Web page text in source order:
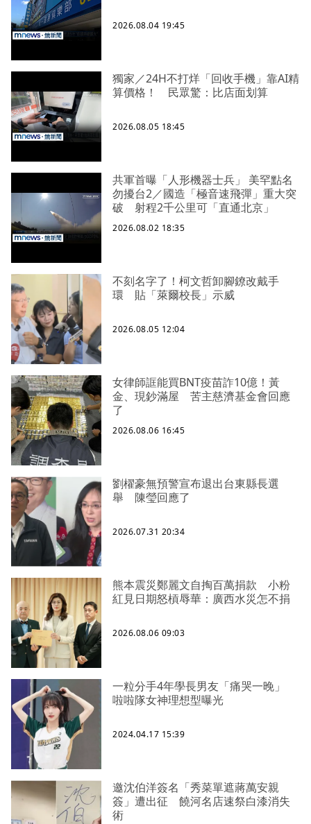
2026.08.04 19:45
獨家／24H不打烊「回收手機」靠AI精
算價格！ 民眾驚：比店面划算
2026.08.05 18:45
共軍首曝「人形機器士兵」 美罕點名
勿擾台2／國造「極音速飛彈」重大突
破 射程2千公里可「直通北京」
2026.08.02 18:35
不刻名字了！柯文哲卸腳鐐改戴手
環 貼「萊爾校長」示威
2026.08.05 12:04
女律師誆能買BNT疫苗詐10億！黃
金、現鈔滿屋 苦主慈濟基金會回應
了
2026.08.06 16:45
劉櫂豪無預警宣布退出台東縣長選
舉 陳瑩回應了
2026.07.31 20:34
熊本震災鄭麗文自掏百萬捐款 小粉
紅見日期怒槓辱華：廣西水災怎不捐
2026.08.06 09:03
一粒分手4年學長男友「痛哭一晚」
啦啦隊女神理想型曝光
2024.04.17 15:39
邀沈伯洋簽名「秀菜單遮蔣萬安親
簽」遭出征 饒河名店速祭白漆消失
術